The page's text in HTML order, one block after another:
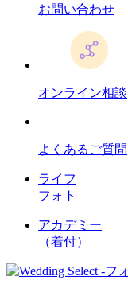
お問い合わせ
オンライン相談
よくあるご質問
ライフ
フォト
アカデミー
（着付）